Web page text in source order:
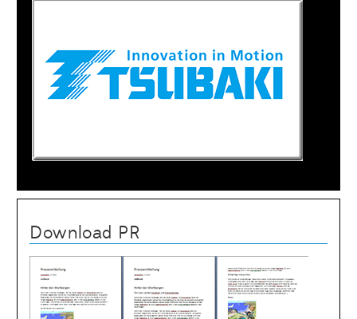
Download PR